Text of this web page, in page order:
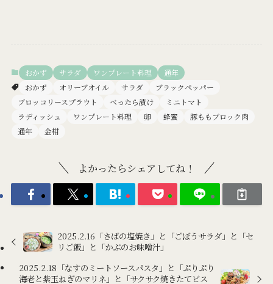
おかず サラダ ワンプレート料理
通年
おかず
オリーブオイル サラダ
ブラックペッパー
ブロッコリースプラウト
べったら漬け
ミニトマト
ラディッシュ
ワンプレート料理 卵 蜂蜜
豚ももブロック肉
通年
金柑
よかったらシェアしてね！
2025.2.16「さばの塩焼き」と「ごぼうサラダ」と「セ
リご飯」と「かぶのお味噌汁」
2025.2.18「なすのミートソースパスタ」と「ぷりぷり
海老と紫玉ねぎのマリネ」と「サクサク焼きたてビス